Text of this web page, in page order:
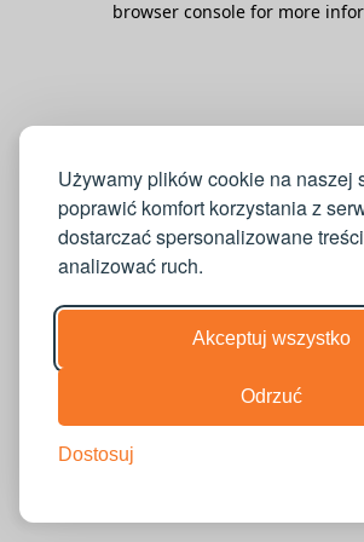
Używamy plików cookie na naszej
poprawić komfort korzystania z
dostarczać spersonalizowane
analizować ruch.
Akceptuj wszystko
Odrzuć
Dostosuj
browser console for more